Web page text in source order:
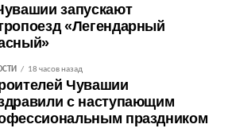
запускают
«Легендарный
18 часов назад
Чувашии
с наступающим
праздником